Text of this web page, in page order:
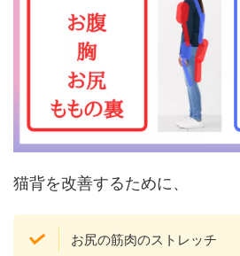
猫背を改善するために、
お尻の筋肉のストレッチ